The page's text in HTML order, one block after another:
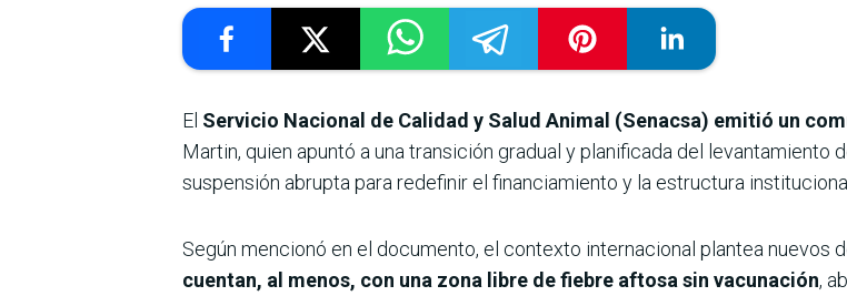
El Servicio Nacional de Calidad y Salud Animal (Senacsa) emitió un
Martin, quien apuntó a una transición gradual y planificada del levantamiento
suspensión abrupta para redefinir el financiamiento y la estructura
Según mencionó en el documento, el contexto internacional plantea nuevos
cuentan, al menos, con una zona libre de fiebre aftosa sin vacunación,